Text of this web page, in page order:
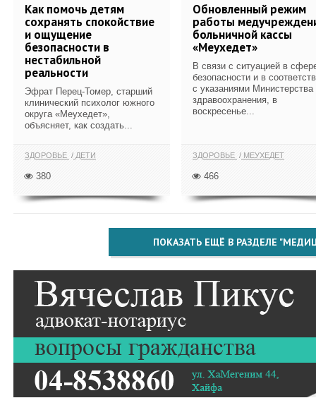
Как помочь детям
сохранять спокойствие
и ощущение
безопасности в
нестабильной
реальности
Эфрат Перец-Томер, старший
клинический психолог южного
округа «Меухедет»,
объясняет, как создать...
ЗДОРОВЬЕ ДЕТИ
380
Обновленный режим
работы
больничной кассы
«Меухедет»
В связи с ситуацией в
безопасности и в
с указаниями Министерства
здравоохранения, в
воскресенье...
ЗДОРОВЬЕ МЕУХЕДЕТ
466
ПОКАЗАТЬ ЕЩЁ В РАЗДЕЛЕ